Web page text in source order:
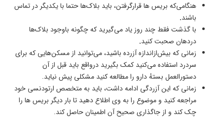
هنگامی‌که بریس ها قرارگرفتن، باید بلاک‌ها حتما با یکدیگر در تماس
باشند.
با گذشت فقط چند روز یاد می‌گیرید که چگونه باوجود بلاک‌ها
دردهان صحبت کنید.
زمانی که بیش‌ازاندازه آزرده باشید، می‌توانید از مسکن‌هایی که برای
سردرد استفاده می‌کنید کمک بگیرید درواقع باید قبل از آن
دستورالعمل بستهٔ دارو را مطالعه کنید مشکلی پیش نیاید.
زمانی که این آزردگی ادامه داشت، باید به متخصص ارتودنسی خود
مراجعه کنید و موضوع را به وی اطلاع دهید تا بار دیگر بریس ها را
چک کند و از جاگذاری صحیح آن اطمینان حاصل کند.